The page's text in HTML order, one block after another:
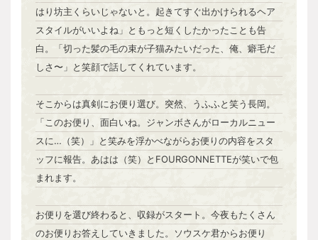
はり坊主くらいじゃないと。起きてすぐ出かけられるヘア
スタイルがいいよね」ともっと短くしたかったことも告
白。「切った髪の毛の束が子猫みたいだった、俺、癖毛だ
しさ〜」と笑顔で話してくれています。
そこからは真剣にお便り選び。突然、うふふと笑う長岡。
「このお便り、面白いね。ジャンボさんがローカルニュー
スに…（笑）」と笑みを浮かべながらお便りの内容をスタ
ッフに報告。あはは（笑）とFOURGONNETTEが笑いで包
まれます。
お便りを選び終わると、収録がスタート。今夜もたくさん
のお便りお答えしていきました。ソウスケ君からお便り